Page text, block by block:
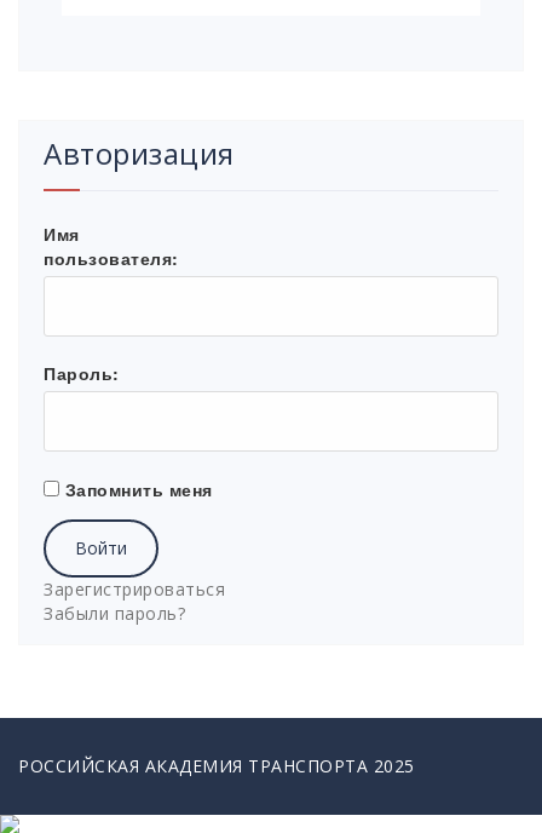
Авторизация
Имя
пользователя:
Пароль:
Запомнить меня
Войти
Зарегистрироваться
Забыли пароль?
РОССИЙСКАЯ АКАДЕМИЯ ТРАНСПОРТА 2025